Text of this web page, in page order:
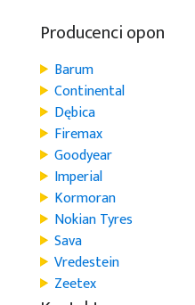
Producenci opon
Barum
Continental
Dębica
Firemax
Goodyear
Imperial
Kormoran
Nokian Tyres
Sava
Vredestein
Zeetex